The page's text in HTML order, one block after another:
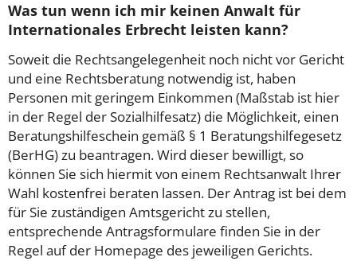
Was tun wenn ich mir keinen Anwalt für
Internationales Erbrecht leisten kann?
Soweit die Rechtsangelegenheit noch nicht vor Gericht
und eine Rechtsberatung notwendig ist, haben
Personen mit geringem Einkommen (Maßstab ist hier
in der Regel der Sozialhilfesatz) die Möglichkeit, einen
Beratungshilfeschein gemäß § 1 Beratungshilfegesetz
(BerHG) zu beantragen. Wird dieser bewilligt, so
können Sie sich hiermit von einem Rechtsanwalt Ihrer
Wahl kostenfrei beraten lassen. Der Antrag ist bei dem
für Sie zuständigen Amtsgericht zu stellen,
entsprechende Antragsformulare finden Sie in der
Regel auf der Homepage des jeweiligen Gerichts.